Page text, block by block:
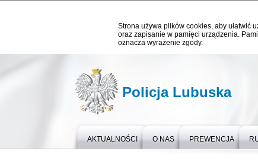
Strona używa plików cookies, aby ułatwić
oraz zapisanie w pamięci urządzenia.
oznacza wyrażenie zgody.
Policja Lubuska
AKTUALNOŚCI O NAS PREWENCJA